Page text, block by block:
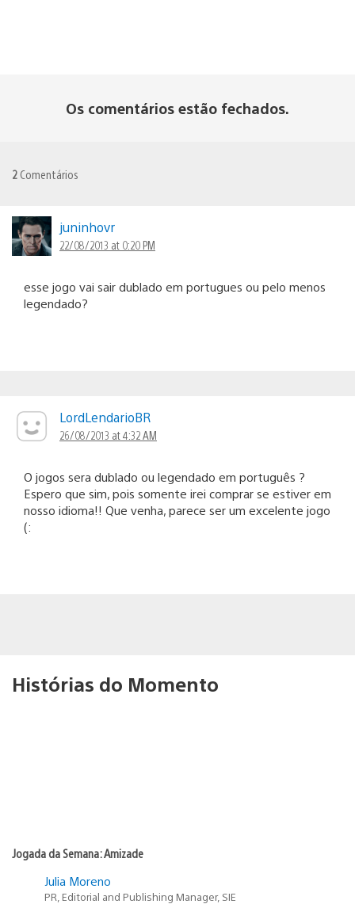
Os comentários estão fechados.
2 Comentários
juninhovr
22/08/2013 at 0:20 PM
esse jogo vai sair dublado em portugues ou pelo menos
legendado?
LordLendarioBR
26/08/2013 at 4:32 AM
O jogos sera dublado ou legendado em português ?
Espero que sim, pois somente irei comprar se estiver em
nosso idioma!! Que venha, parece ser um excelente jogo
(:
Histórias do Momento
Jogada da Semana: Amizade
Julia Moreno
PR, Editorial and Publishing Manager, SIE